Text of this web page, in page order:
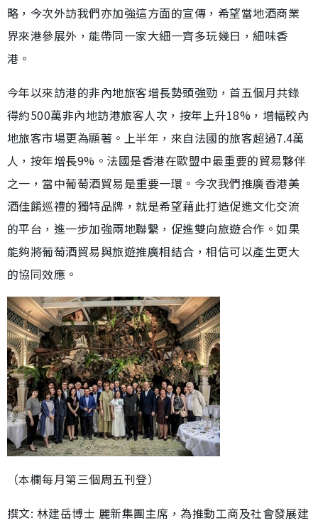
略，今次外訪我們亦加強這方面的宣傳，希望當地酒商業
界來港參展外，能帶同一家大細一齊多玩幾日，細味香
港。
今年以來訪港的非內地旅客增長勢頭強勁，首五個月共錄
得約500萬非內地訪港旅客人次，按年上升18%，增幅較內
地旅客市場更為顯著。上半年，來自法國的旅客超過7.4萬
人，按年增長9%。法國是香港在歐盟中最重要的貿易夥伴
之一，當中葡萄酒貿易是重要一環。今次我們推廣香港美
酒佳餚巡禮的獨特品牌，就是希望藉此打造促進文化交流
的平台，進一步加強兩地聯繫，促進雙向旅遊合作。如果
能夠將葡萄酒貿易與旅遊推廣相結合，相信可以產生更大
的協同效應。
（本欄每月第三個周五刊登）
撰文: 林建岳博士 麗新集團主席，為推動工商及社會發展建